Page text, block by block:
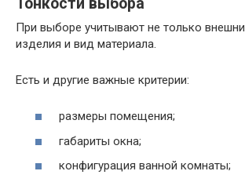
При выборе учитывают не только
изделия и вид материала.
Есть и другие важные критерии:
размеры помещения;
габариты окна;
конфигурация ванной комнаты;